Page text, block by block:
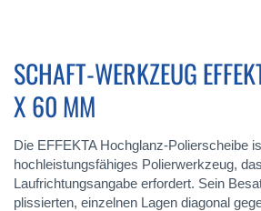
SCHAFT-WERKZEUG
X 60 MM
Die EFFEKTA Hochglanz-Polierscheibe
hochleistungsfähiges Polierwerkzeug,
Laufrichtungsangabe erfordert. Sein
plissierten, einzelnen Lagen diagonal